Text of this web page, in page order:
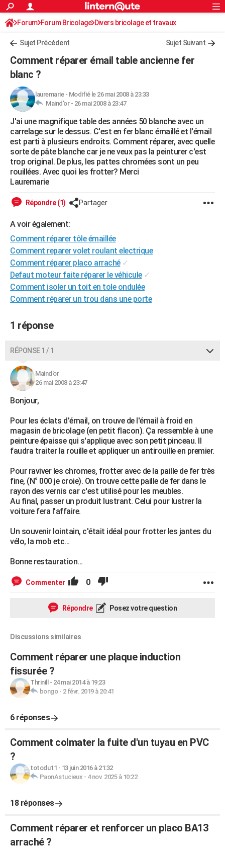
ACTUALITÉS
Politique
Société
Faits Divers
Education
Monde
Villes
+
Programme TV
TNTStreaming
Cinéma
Sorties cinéma
Musique
+FINANCE
Retraite
Impôts
Epargne
Immobilier
Risques naturels par ville
Banque
Assurance
Crédit
AUTO
Essais
Réserver un essai
Citadines
Berlines
SUV
Forum auto
HIGH-TECH
Mobiles
Meilleur smartphone
Internet
Ordinateurs
Jeux vidéo
Guide high-tech
+BRICOLAGE
Forum
Aménagement intérieur
Extérieur
Cuisine
Salle de bains
Jardinage
Rangement
WEEK-END
Guides de France
Escapades
Patrimoine
Expositions
Musées
Week-end nature
+LIFESTYLE
SANTE
Destinations
City break
Voyage nature
Voyage de noces
Forum
Climat
+PHOTO
GUIDES D'ACHAT
BONS PLANS
CARTE DE VOEUX
S'inscrire
Se connecter
Lycées
Collèges
Primaires
Universités
Entreprises
Service militaire
Avis de recherche
AVIS DE DÉCÈS
FORUM
Bricolage
Lifestyle
Culture
Sport
Auto
Television
Voyage
Cinema
Rechercher
S'inscrire
Connexion
Forum Forum Bricolage Divers bricolage et travaux
Sujet Précédent Sujet Suivant
Comment réparer émail table ancienne fer
blanc ?
lauremarie- Modifié le 26 mai 2008 à 23:33
Maind'or - 26 mai 2008 à 23:47
J'ai une magnifique table des années 50 blanche avec un
carrelage sur le dessus. C'est en fer blanc émaillé et l'émail
est parti à plusieurs endroits. Comment réparer, avec quelle
sorte de pâte blanche car je ne veux pas la peinturer c'est
trop original. De plus, les pattes chromées sont un peu
rouillées. Avec quoi les frotter? Merci
Lauremarie
Répondre (1) Partager
A voir également:
Comment réparer tôle émaillée
Comment reparer volet roulant electrique
Comment réparer placo arraché ✓
Defaut moteur faite réparer le véhicule ✓
Comment isoler un toit en tole ondulée
Comment réparer un trou dans une porte
1 réponse
RÉPONSE 1 / 1
Maind'or
26 mai 2008 à 23:47
Bonjour,
Pour les éclats d'émail, on trouve de l'émail à froid en
magasin de bricolage (en petit flacon). Ça ressemble à une
peinture épaisse qui s'applique avec son petit pinceau. Il
faudra traiter la rouille et appliquer un antirouille en premier.
Pour raviver les chromes, frotter avec de la paille de fer très
fine, (N° 000 je croie). On trouve cette paille de fer dans le
rayon des vernis car c'est utilisé pour les meubles.
Au final, passer un produit lustrant. Celui pour lustrer la
voiture fera l'affaire.
Un souvenir lointain, c'était idéal pour frotter les jantes du
vélo, la mob etc...
Bonne restauration...
Commenter 0
Répondre Posez votre question
Discussions similaires
Comment réparer une plaque induction
fissurée ?
Thrinill - 24 mai 2014 à 19:23
bongo- 2 févr. 2019 à 20:41
6 réponses
Comment colmater la fuite d'un tuyau en PVC
?
totodu11 - 13 juin 2016 à 21:32
PaonAstucieux - 4 nov. 2025 à 10:22
18 réponses
Comment réparer et renforcer un placo BA13
arraché ?